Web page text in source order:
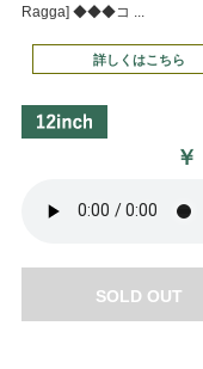
Ragga] ◆◆◆コ ...
詳しくはこちら
￥
SOLD OUT